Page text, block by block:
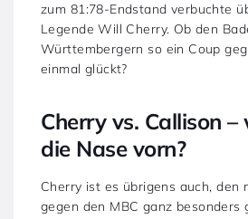
zum 81:78-Endstand verbuchte
Legende Will Cherry. Ob den
Württembergern so ein Coup
einmal glückt?
Cherry vs. Callison
die Nase vorn?
Cherry ist es übrigens auch, den
gegen den MBC ganz besonders